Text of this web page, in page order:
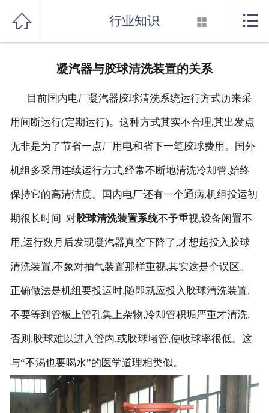
关于我们
产品展示
新闻资讯
厂房设备
联系我们
 行业知识  
凝汽器与胶球清洗装置的关系
目前国内电厂凝汽器胶球清洗系统运行方式历来采
用间断运行(定期运行)。这种方式其实不合理,其出发点
无非是为了节省一点厂用电和省下一笔胶球费用。国外
机组多采用连续运行方式,经常不断地清洗冷却管,始终
保持它的高清洁度。国内电厂还有一个通病,机组投运初
期很长时间 对胶球清洗装置系统不予重视,设备闲置不
用,运行数月后发现凝汽器真空下降了,才想起投入胶球
清洗装置,不象对抽气装置那样重视,其实这是个误区。
正确做法是机组要投运时,随即就应投入胶球清洗装置,
不要等到管板上管孔集上杂物,冷却管积垢严重才清洗,
否则,胶球难以进入管内,或胶球堵管,使收球率很低。这
与“不渴也要喝水”的医学道理相类似。